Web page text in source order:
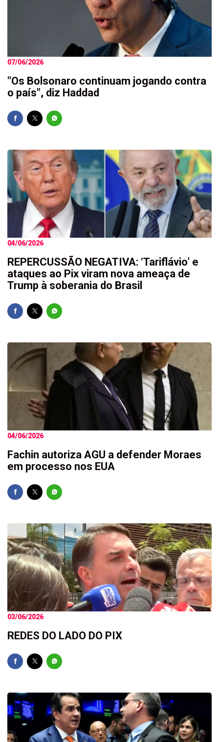
07/06/2026
"Os Bolsonaro continuam jogando contra
o país", diz Haddad
04/06/2026
REPERCUSSÃO NEGATIVA: ‘Tariflávio’ e
ataques ao Pix viram nova ameaça de
Trump à soberania do Brasil
04/06/2026
Fachin autoriza AGU a defender Moraes
em processo nos EUA
03/06/2026
REDES DO LADO DO PIX